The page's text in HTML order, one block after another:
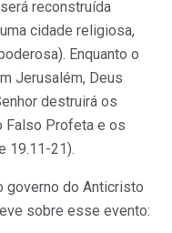
reconstruída
cidade religiosa,
Enquanto o
Jerusalém, Deus
destruirá os
Falso Profeta e os
19.11-21).
governo do Anticristo
sobre esse evento: